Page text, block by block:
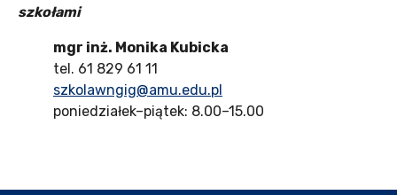
szkołami
mgr inż. Monika Kubicka
tel. 61 829 61 11
szkolawngig@amu.edu.pl
poniedziałek–piątek: 8.00–15.00